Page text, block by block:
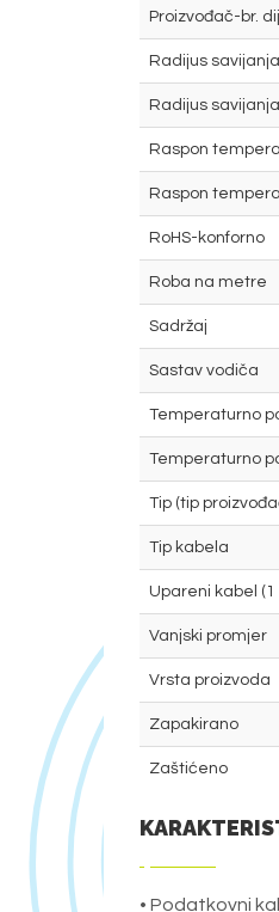
Proizvođač-br.
Radijus
Radijus
Raspon
Raspon
RoHS-konforno
Roba na metre
Sadržaj
Sastav vodiča
Temperaturno
Temperaturno
Tip (tip
Tip kabela
Upareni kabel (1
Vanjski promjer
Vrsta proizvoda
Zapakirano
Zaštićeno
• Podatkovni